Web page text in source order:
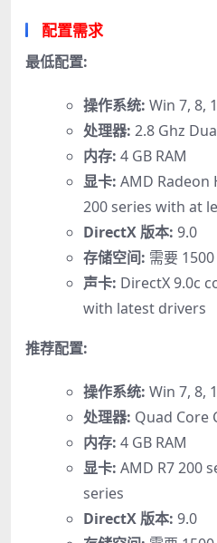
配置需求
最低配置:
操作系统: Win 7, 8,
处理器: 2.8 Ghz
内存: 4 GB RAM
显卡: AMD Radeon
200 series with at
DirectX 版本: 9.0
存储空间: 需要
声卡: DirectX 9.0c
with latest drivers
推荐配置:
操作系统: Win 7, 8,
处理器: Quad Core
内存: 4 GB RAM
显卡: AMD R7 200
series
DirectX 版本: 9.0